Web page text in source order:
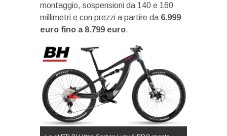
montaggio, sospensioni da 140 e 160
millimetri e con prezzi a partire da 6.999
euro fino a 8.799 euro.